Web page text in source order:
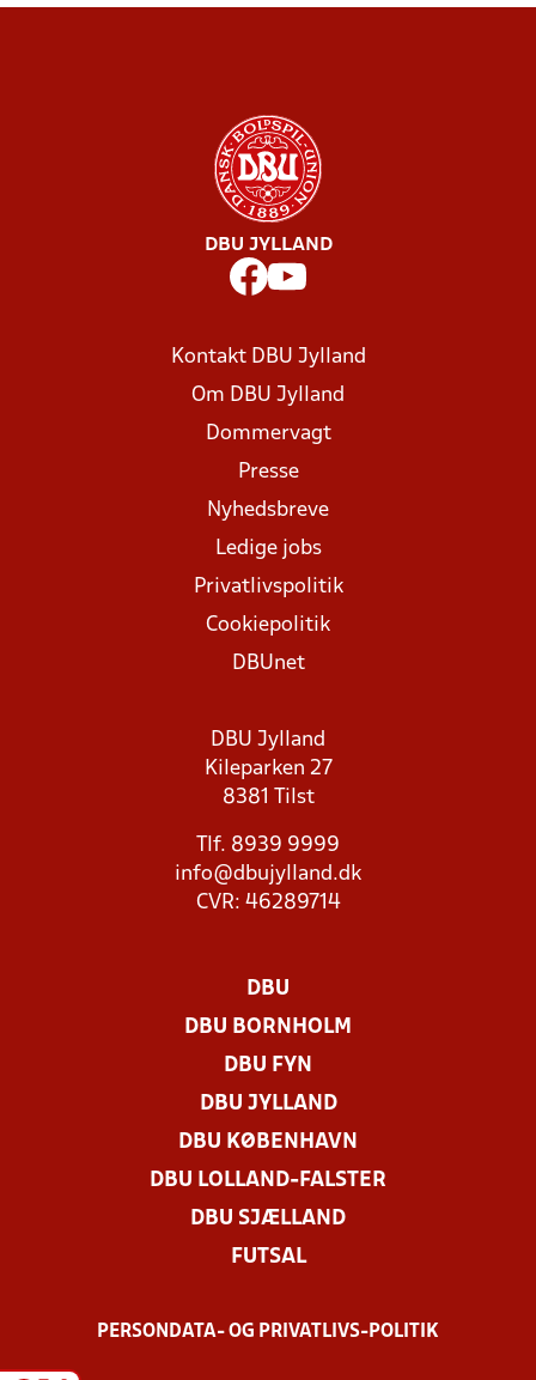
DBU JYLLAND
Kontakt DBU Jylland
Om DBU Jylland
Dommervagt
Presse
Nyhedsbreve
Ledige jobs
Privatlivspolitik
Cookiepolitik
DBUnet
DBU Jylland
Kileparken 27
8381 Tilst
Tlf. 8939 9999
info@dbujylland.dk
CVR: 46289714
DBU
DBU BORNHOLM
DBU FYN
DBU JYLLAND
DBU KØBENHAVN
DBU LOLLAND-FALSTER
DBU SJÆLLAND
FUTSAL
PERSONDATA- OG PRIVATLIVS-POLITIK